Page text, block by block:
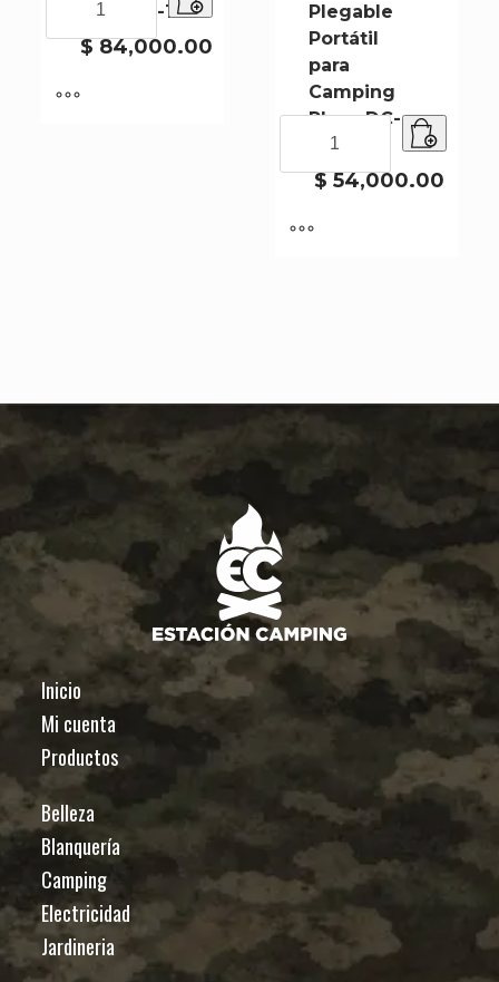
DC-5008-1
$84,000.00
PLEGABLE
DC-
Plegable
Portátil
para
Camping
Playa DC-
8077
$54,000.00
Reclinable
Plegable
para
Inicio
Mi cuenta
Productos
Belleza
Blanquería
Camping
Electricidad
Jardineria